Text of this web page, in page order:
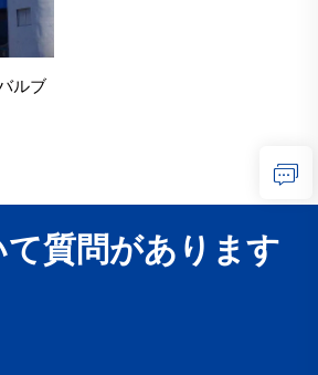
ルブ
質問があります